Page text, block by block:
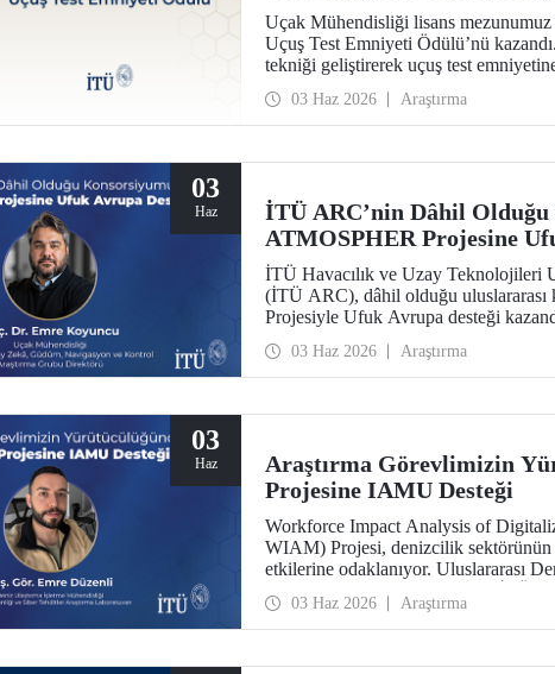
Uçak Mühendisliği lisans
Uçuş Test Emniyeti Ödülü’nü
tekniği geliştirerek uçuş test
03 Haz 2026 Araştırma
03
Haz
İTÜ ARC’nin Dâhil
ATMOSPHER Projesine
İTÜ Havacılık ve Uzay Teknolojileri
(İTÜ ARC), dâhil olduğu
Projesiyle Ufuk Avrupa desteği
ölçeğinde hava trafik yönetimi (ATM)
alacak.
03 Haz 2026 Araştırma
03
Haz
Araştırma Görevlimizin
Projesine IAMU Desteği
Workforce Impact Analysis of
WIAM) Projesi, denizcilik
etkilerine odaklanıyor. Uluslararası
Bölümü Araştırma Görevlisi ve Deniz
Araştırma Laboratuvarı
03 Haz 2026 Araştırma